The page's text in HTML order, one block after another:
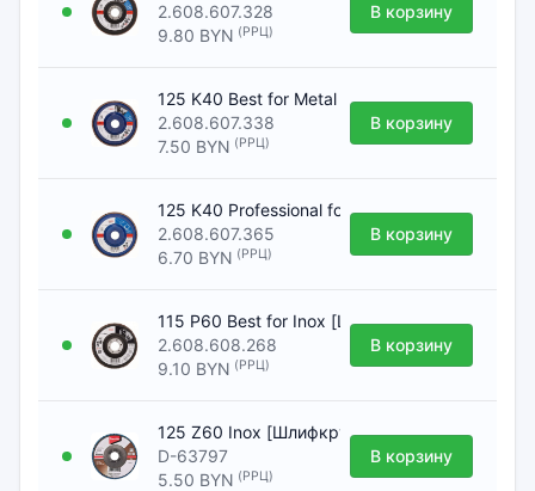
2.608.607.328
9.80 BYN (РРЦ)
В корзину
125 K40 Best for Metal [Шлифкруг
2.608.607.338
7.50 BYN (РРЦ)
В корзину
125 K40 Professional for Metal [Шлифкруг
2.608.607.365
6.70 BYN (РРЦ)
В корзину
115 P60 Best for Inox [Шлифкруг лепестковый
2.608.608.268
9.10 BYN (РРЦ)
В корзину
125 Z60 Inox [Шлифкруг лепестковый
D-63797
5.50 BYN (РРЦ)
В корзину